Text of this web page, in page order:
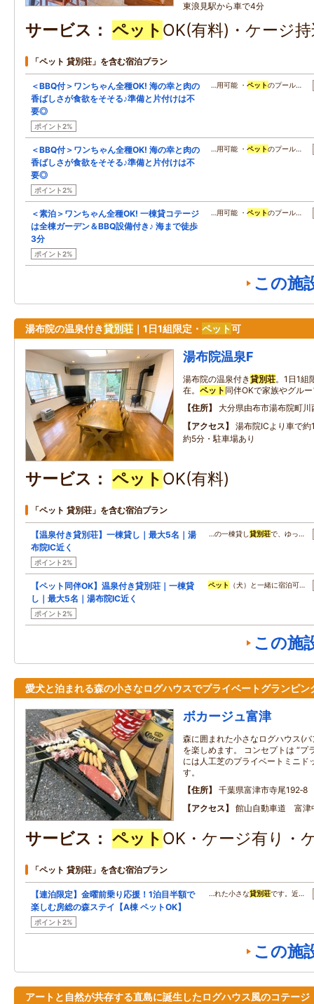
東浪見駅から車で4分
サービス ペット OK(有料)・ケージ
「ペット 貸別荘」を含む宿泊プラン
＜BBQ付＞ワンちゃん全種OK! 海の幸と肉の
香ばしさが食欲をそそる♪準備と片付けは不
要◎
ポイント2%
…用可能 ・ペットのプール…
＜BBQ付＞ワンちゃん全種OK! 海の幸と肉の
香ばしさが食欲をそそる♪準備と片付けは不
要◎
ポイント2%
…用可能 ・ペットのプール…
＜素泊＞ワンちゃん全種OK! 一棟貸コテージ
は全棟ガーデン＆BBQ設備付き♪ 海まで徒歩
3分
ポイント2%
…用可能 ・ペットのプール…
この施
湯布院の温泉付き貸別荘 ｜1日1組限定・ ペット可
湯布院温泉F
湯布院の温泉付き貸別荘。1日1組
在。 ペット 同伴OKで家族やグル
住所
大分県由布市湯布院町川
アクセス
湯布院ICより車で
約5分・駐車場あり
サービス ペット OK(有料)
「ペット 貸別荘」を含む宿泊プラン
【温泉付き貸別荘】一棟貸し｜最大5名｜湯
布院IC近く
ポイント2%
…の一棟貸し貸別荘で、ゆっ…
【ペット同伴OK】温泉付き貸別荘｜一棟貸
し｜最大5名｜湯布院IC近く
ポイント2%
ペット （犬）と一緒に宿泊可…
この施
愛犬と泊まれる森の小さなログハウスでプライベートグランピン
ボカージュ富津
森に囲まれた小さなログハウス(
を楽しめます。 コンセプトは “プ
には人工芝のプライベートミニド
す。
住所
千葉県富津市寺尾192‐8
アクセス
館山自動車道 富津
サービス ペット OK・ケージ有り・
「ペット 貸別荘」を含む宿泊プラン
【連泊限定】金曜前乗り応援！1泊目半額で
楽しむ房総の森ステイ【A棟 ペットOK】
ポイント2%
…れた小さな貸別荘です。近…
この施
アートと自然が共存する直島に誕生したログハウス風のコテージ